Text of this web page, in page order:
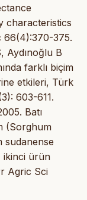
characteristics
66(4):370-375.
Aydınoğlu B
farklı biçim
etkileri, Türk
603-611.
Batı
(Sorghum
sudanense
ikinci ürün
Agric Sci